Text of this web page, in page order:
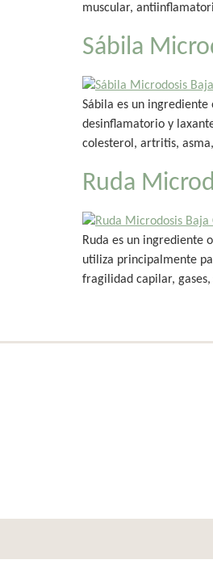
muscular,
Sábila
Sábila es un
desinflamatorio y
colesterol, artritis,
Ruda
Ruda es un ingrediente
utiliza principalmente
fragilidad capilar,